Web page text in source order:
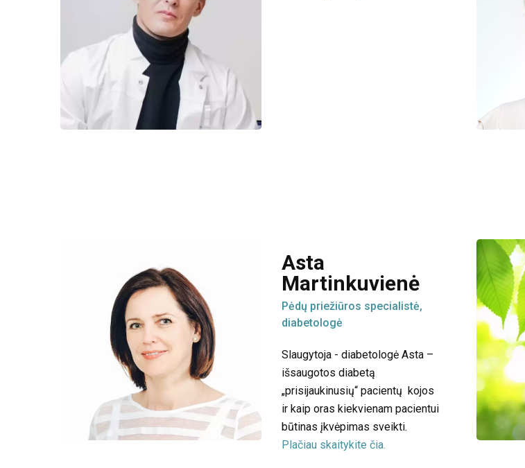
Asta
Martinkuvienė
Pėdų priežiūros specialistė,
diabetologė
Slaugytoja - diabetologė Asta –
išsaugotos diabetą
„prisijaukinusių“ pacientų kojos
ir kaip oras kiekvienam pacientui
būtinas įkvėpimas sveikti.
Plačiau skaitykite čia.